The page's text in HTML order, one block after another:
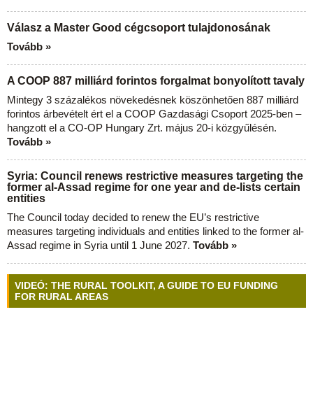
Válasz a Master Good cégcsoport tulajdonosának
Tovább »
A COOP 887 milliárd forintos forgalmat bonyolított tavaly
Mintegy 3 százalékos növekedésnek köszönhetően 887 milliárd
forintos árbevételt ért el a COOP Gazdasági Csoport 2025-ben –
hangzott el a CO-OP Hungary Zrt. május 20-i közgyűlésén.
Tovább »
Syria: Council renews restrictive measures targeting the
former al-Assad regime for one year and de-lists certain
entities
The Council today decided to renew the EU’s restrictive
measures targeting individuals and entities linked to the former al-
Assad regime in Syria until 1 June 2027. Tovább »
VIDEÓ: THE RURAL TOOLKIT, A GUIDE TO EU FUNDING
FOR RURAL AREAS